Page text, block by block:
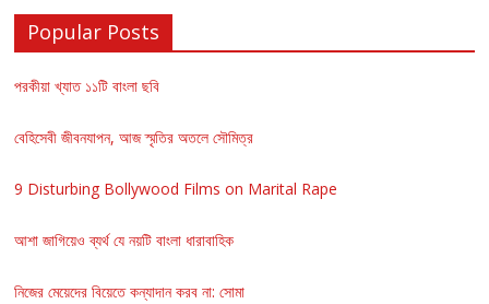
Popular Posts
পরকীয়া খ্যাত ১১টি বাংলা ছবি
বেহিসেবী জীবনযাপন, আজ স্মৃতির অতলে সৌমিত্র
9 Disturbing Bollywood Films on Marital Rape
আশা জাগিয়েও ব্যর্থ যে নয়টি বাংলা ধারাবাহিক
নিজের মেয়েদের বিয়েতে কন্যাদান করব না: সোমা